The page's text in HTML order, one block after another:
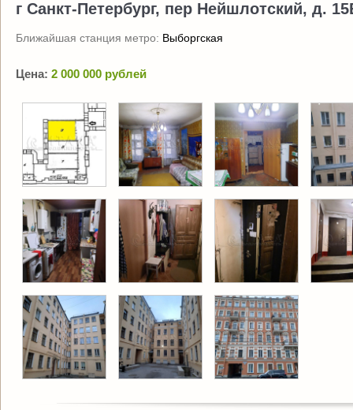
г Санкт-Петербург, пер Нейшлотский, д.
Ближайшая станция метро: Выборгская
Цена: 2 000 000 рублей